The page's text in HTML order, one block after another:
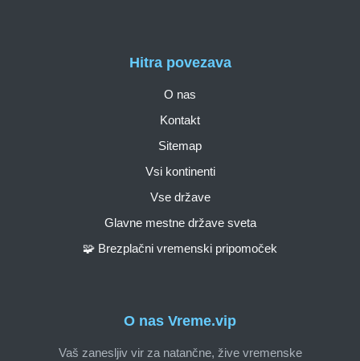
O nas Vreme.vip
Vaš zanesljiv vir za natančne, žive vremenske
Hitra povezava
O nas
Kontakt
Sitemap
Vsi kontinenti
Vse države
Glavne mestne države sveta
🧩 Brezplačni vremenski pripomoček